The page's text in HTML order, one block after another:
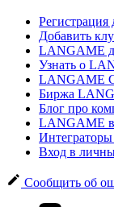
Регистрация
Добавить
LANGAME
Узнать о
LANGAME
Биржа
Блог про
LANGAME
Вход в
Сообщить об